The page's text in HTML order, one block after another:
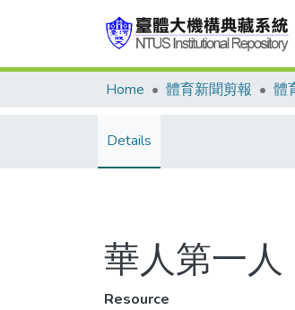
Home 體育新聞剪報 體
Details
華人第一
Resource